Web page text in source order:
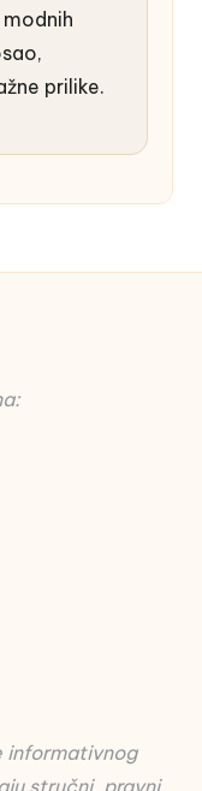
prilike.
informativnog